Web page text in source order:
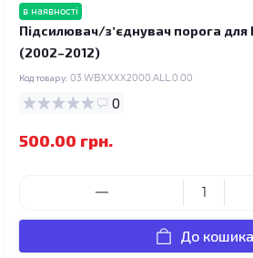
в наявності
Підсилювач/зʼєднувач порога
(2002–2012)
Код товару: 03.WBXXXX2000.ALL.0.00
0
500.00 грн.
До кошика